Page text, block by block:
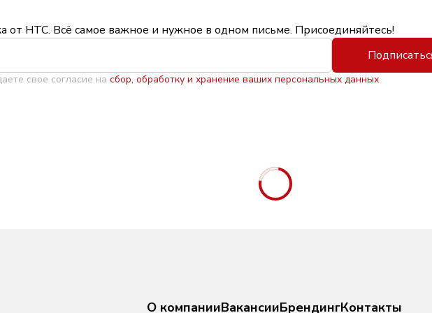
от НТС. Всё самое важное и нужное в одном письме. Присоединяйтесь!
свое согласие на сбор, обработку и хранение ваших персональных данных
О компанииВакансииБрендингКонтакты